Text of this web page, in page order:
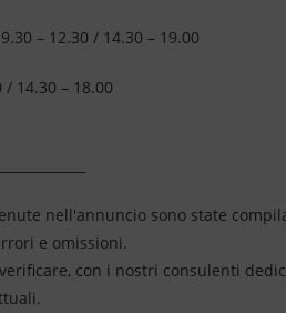
– 12.30 / 14.30 – 19.00
/ 14.30 – 18.00
nell'annuncio sono state
e omissioni.
con i nostri consulenti